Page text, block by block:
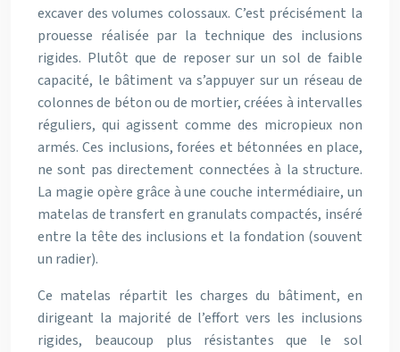
excaver des volumes colossaux. C’est précisément la
prouesse réalisée par la technique des inclusions
rigides. Plutôt que de reposer sur un sol de faible
capacité, le bâtiment va s’appuyer sur un réseau de
colonnes de béton ou de mortier, créées à intervalles
réguliers, qui agissent comme des micropieux non
armés. Ces inclusions, forées et bétonnées en place,
ne sont pas directement connectées à la structure.
La magie opère grâce à une couche intermédiaire, un
matelas de transfert en granulats compactés, inséré
entre la tête des inclusions et la fondation (souvent
un radier).
Ce matelas répartit les charges du bâtiment, en
dirigeant la majorité de l’effort vers les inclusions
rigides, beaucoup plus résistantes que le sol